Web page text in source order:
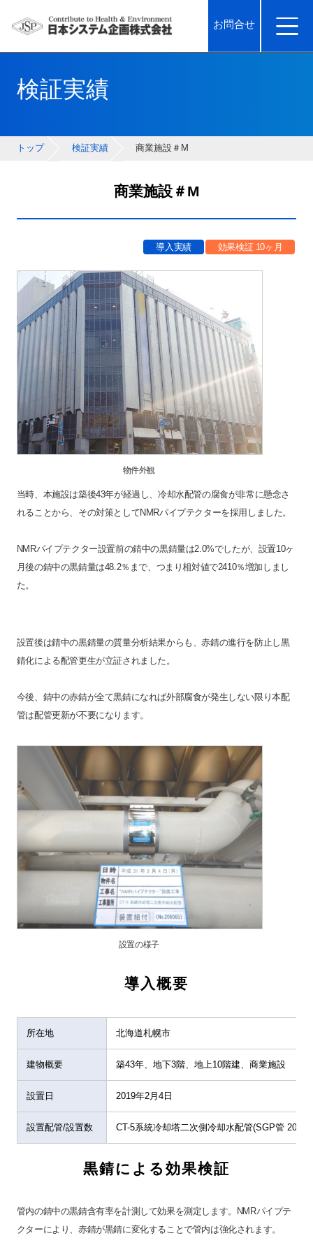
お問合せ
検証実績
トップ 検証実績 商業施設＃M
商業施設＃M
導入実績 効果検証 10ヶ月
物件外観
当時、本施設は築後43年が経過し、冷却水配管の腐食が非常に懸念さ
れることから、その対策としてNMRパイプテクターを採用しました。
NMRパイプテクター設置前の錆中の黒錆量は2.0%でしたが、設置10ヶ
月後の錆中の黒錆量は48.2％まで、つまり相対値で2410％増加しまし
た。
設置後は錆中の黒錆量の質量分析結果からも、赤錆の進行を防止し黒
錆化による配管更生が立証されました。
今後、錆中の赤錆が全て黒錆になれば外部腐食が発生しない限り本配
管は配管更新が不要になります。
設置の様子
導入概要
所在地 北海道札幌市
建物概要 築43年、地下3階、地上10階建、商業施設
設置日 2019年2月4日
設置配管/設置数 CT-5系統冷却塔二次側冷却水配管(SGP管
黒錆による効果検証
管内の錆中の黒錆含有率を計測して効果を測定します。NMRパイプテ
クターにより、赤錆が黒錆に変化することで管内は強化されます。